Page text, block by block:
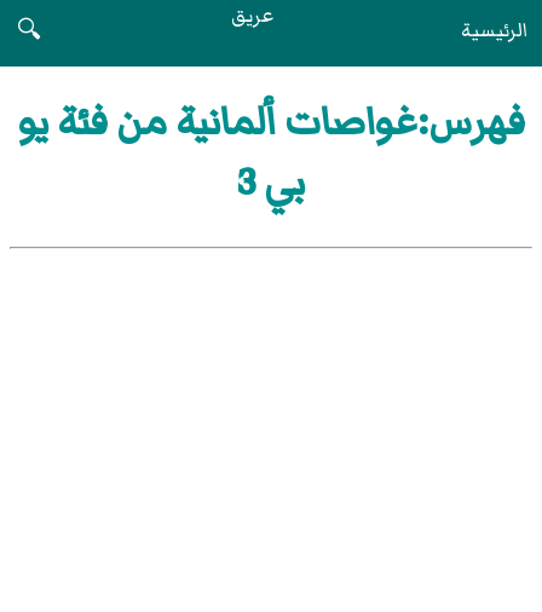
الرئيسية عريق
🔍
فهرس:غواصات ألمانية من فئة يو
بي 3